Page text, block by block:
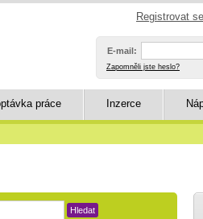
Registrovat se
E-mail:
Zapomněli jste heslo?
práce Inzerce
Hledat